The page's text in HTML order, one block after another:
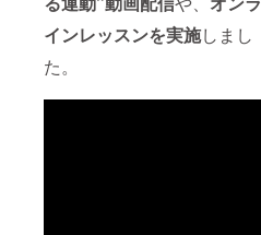
インレッスンを実施しまし
た。